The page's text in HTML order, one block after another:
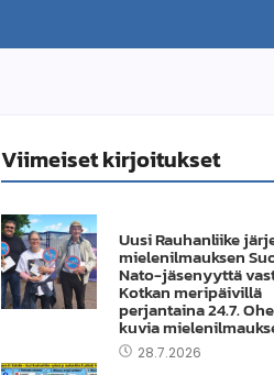
Viimeiset kirjoitukset
Uusi Rauhanliike
mielenilmauksen
Nato-jäsenyyttä
Kotkan meripäivillä
perjantaina 24.7.
kuvia
28.7.2026